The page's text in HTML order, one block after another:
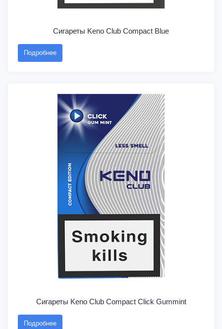
Сигареты Keno Club Compact Blue
Подробнее
Сигареты Keno Club Compact Click Gummint
Подробнее